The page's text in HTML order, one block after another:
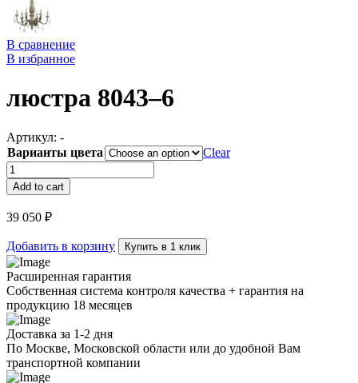
В сравнение
В избранное
люстра 8043–6
Артикул: -
Варианты цвета
Clear
люстра
8043–
6
quantity
Add to cart
39 050 ₽
Добавить в корзину Купить в 1 клик
Расширенная гарантия
Собственная система контроля качества + гарантия на
продукцию 18 месяцев
Доставка за 1-2 дня
По Москве, Московской области или до удобной Вам
транспортной компании